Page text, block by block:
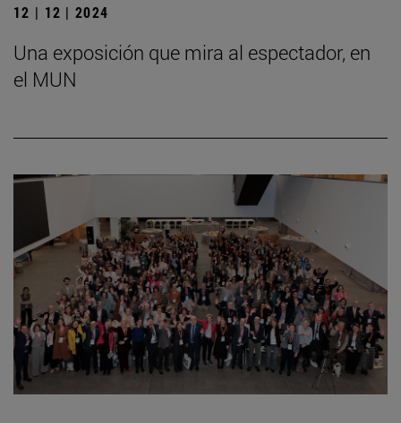
12 | 12 | 2024
Una exposición que mira al espectador, en
el MUN